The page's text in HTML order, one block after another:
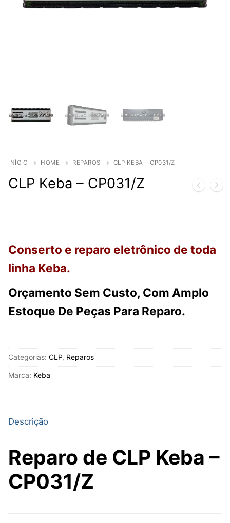
INÍCIO HOME REPAROS CLP KEBA – CP031/Z
CLP Keba – CP031/Z
Conserto e reparo eletrônico de toda
linha Keba.
Orçamento Sem Custo, Com Amplo
Estoque De Peças Para Reparo.
Categorias: CLP, Reparos
Marca: Keba
Descrição
Reparo de CLP Keba –
CP031/Z